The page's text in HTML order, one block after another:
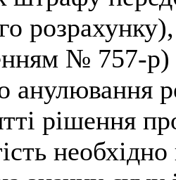
розрахунку),
№ 757-р)
анулювання
рішення